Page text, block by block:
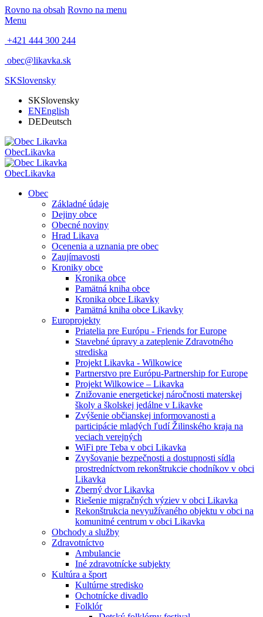
Rovno na obsah Rovno na menu
Menu
+421 444 300 244
obec@likavka.sk
SKSlovensky
SKSlovensky
ENEnglish
DEDeutsch
ObecLikavka
ObecLikavka
Obec
Základné údaje
Dejiny obce
Obecné noviny
Hrad Likava
Ocenenia a uznania pre obec
Zaujímavosti
Kroniky obce
Kronika obce
Pamätná kniha obce
Kronika obce Likavky
Pamätná kniha obce Likavky
Europrojekty
Priatelia pre Európu - Friends for Europe
Stavebné úpravy a zateplenie Zdravotného
strediska
Projekt Likavka - Wilkowice
Partnerstvo pre Európu-Partnership for Europe
Projekt Wilkowice – Likavka
Znižovanie energetickej náročnosti materskej
školy a školskej jedálne v Likavke
Zvýšenie občianskej informovanosti a
participácie mladých ľudí Žilinského kraja na
veciach verejných
WiFi pre Teba v obci Likavka
Zvyšovanie bezpečnosti a dostupnosti sídla
prostredníctvom rekonštrukcie chodníkov v obci
Likavka
Zberný dvor Likavka
Riešenie migračných výziev v obci Likavka
Rekonštrukcia nevyužívaného objektu v obci na
komunitné centrum v obci Likavka
Obchody a služby
Zdravotníctvo
Ambulancie
Iné zdravotnícke subjekty
Kultúra a šport
Kultúrne stredisko
Ochotnícke divadlo
Folklór